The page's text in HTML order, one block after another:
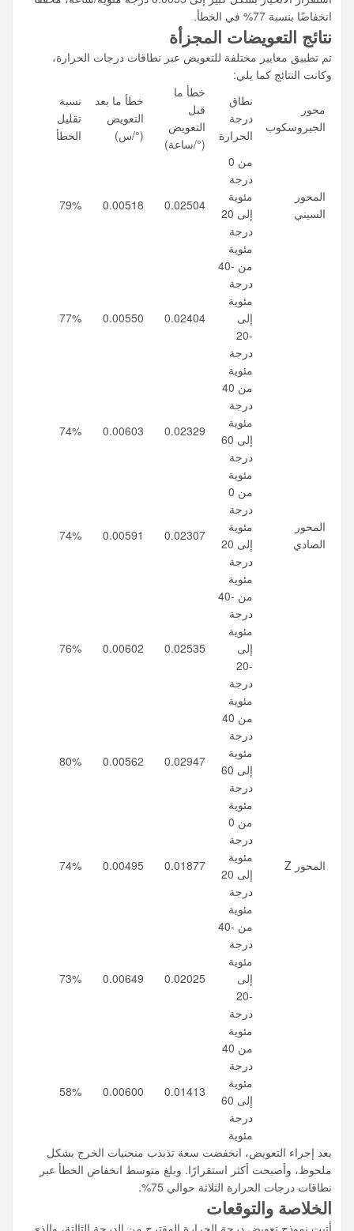
انخفاضًا بنسبة 77% في الخطأ.
نتائج التعويضات المجزأة
تم تطبيق معايير مختلفة للتعويض عبر نطاقات درجات الحرارة،
وكانت النتائج كما يلي:
محور
الجيروسكوب
نطاق
درجة
الحرارة
خطأ ما
قبل
التعويض
(°/ساعة)
خطأ ما بعد
التعويض
(°/س)
نسبة
تقليل
الخطأ
المحور
السيني
من 0
درجة
مئوية
إلى 20
درجة
مئوية
0.02504
0.00518
79%
من -40
درجة
مئوية
إلى
-20
درجة
مئوية
0.02404
0.00550
77%
من 40
درجة
مئوية
إلى 60
درجة
مئوية
0.02329
0.00603
74%
المحور
الصادي
من 0
درجة
مئوية
إلى 20
درجة
مئوية
0.02307
0.00591
74%
من -40
درجة
مئوية
إلى
-20
درجة
مئوية
0.02535
0.00602
76%
من 40
درجة
مئوية
إلى 60
درجة
مئوية
0.02947
0.00562
80%
المحور Z
من 0
درجة
مئوية
إلى 20
درجة
مئوية
0.01877
0.00495
74%
من -40
درجة
مئوية
إلى
-20
درجة
مئوية
0.02025
0.00649
73%
من 40
درجة
مئوية
إلى 60
درجة
مئوية
0.01413
0.00600
58%
بعد إجراء التعويض، انخفضت سعة تذبذب منحنيات الخرج بشكل
ملحوظ، وأصبحت أكثر استقرارًا. وبلغ متوسط ​​انخفاض الخطأ عبر
نطاقات درجات الحرارة الثلاثة حوالي 75%.
الخلاصة والتوقعات
أثبت نموذج تعويض درجة الحرارة المقترح من الدرجة الثالثة، والذي